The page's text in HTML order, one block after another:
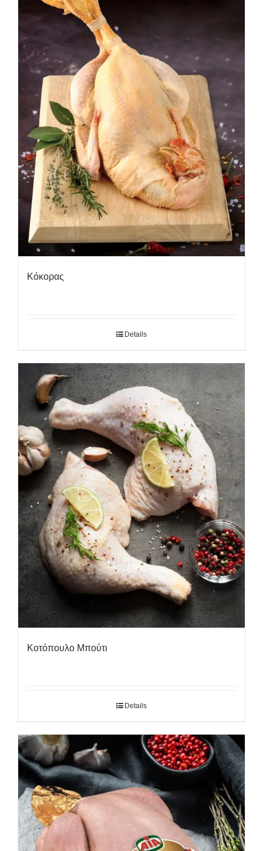
Κόκορας
Details
Κοτόπουλο Μπούτι
Details